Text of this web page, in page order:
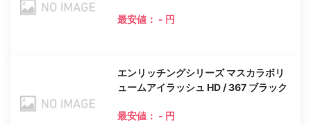
最安値： - 円
エンリッチングシリーズ マスカラボリ
ュームアイラッシュ HD / 367 ブラック
最安値： - 円